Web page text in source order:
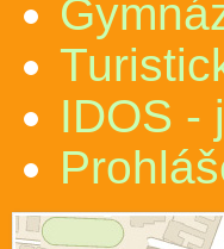
IDOS -